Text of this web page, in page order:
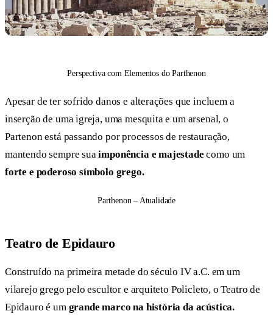
Perspectiva com Elementos do Parthenon
Apesar de ter sofrido danos e alterações que incluem a
inserção de uma igreja, uma mesquita e um arsenal, o
Partenon está passando por processos de restauração,
mantendo sempre suaimponência e majestade como um
forte e poderoso símbolo grego.
Parthenon – Atualidade
Teatro de Epidauro
Construído na primeira metade do século IV a.C. em um
vilarejo grego pelo escultor e arquiteto Policleto, o Teatro de
Epidauro é um grande marco na história da acústica.